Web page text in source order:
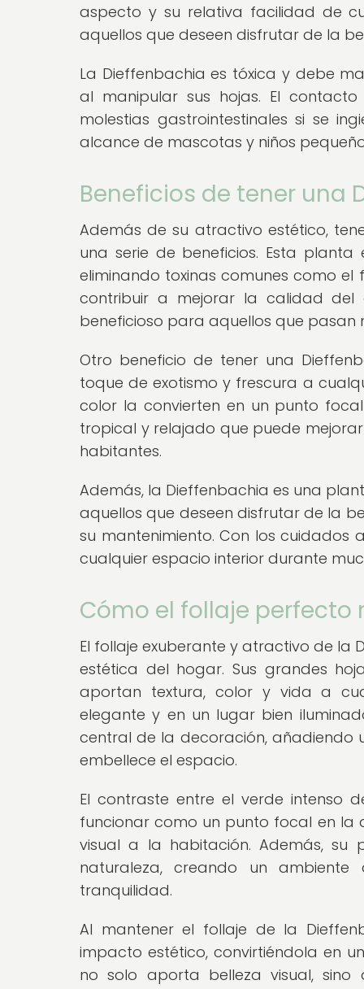
aspecto y su relativa facilidad de
aquellos que deseen disfrutar de la
La Dieffenbachia es tóxica y debe
al manipular sus hojas. El
molestias gastrointestinales si se
alcance de mascotas y niños
Beneficios de tener una
Además de su atractivo estético,
una serie de beneficios. Esta
eliminando toxinas comunes como el
contribuir a mejorar la calidad del
beneficioso para aquellos que
Otro beneficio de tener una
toque de exotismo y frescura a
color la convierten en un punto
tropical y relajado que puede
habitantes.
Además, la Dieffenbachia es una
aquellos que deseen disfrutar de la
su mantenimiento. Con los
cualquier espacio interior durante
Cómo el follaje
El follaje exuberante y atractivo de la
estética del hogar. Sus grandes
aportan textura, color y vida a
elegante y en un lugar bien
central de la decoración, añadiendo
embellece el espacio.
El contraste entre el verde intenso
funcionar como un punto focal en
visual a la habitación. Además,
naturaleza, creando un
tranquilidad.
Al mantener el follaje de la
impacto estético, convirtiéndola en
no solo aporta belleza visual,